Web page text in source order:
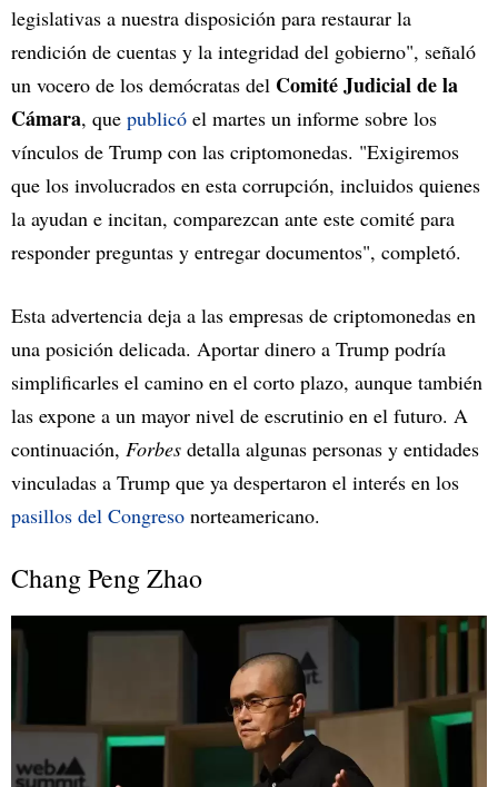
legislativas a nuestra disposición para restaurar la
rendición de cuentas y la integridad del gobierno", señaló
un vocero de los demócratas del Comité Judicial de la
Cámara, que publicó el martes un informe sobre los
vínculos de Trump con las criptomonedas. "Exigiremos
que los involucrados en esta corrupción, incluidos quienes
la ayudan e incitan, comparezcan ante este comité para
responder preguntas y entregar documentos", completó.
Esta advertencia deja a las empresas de criptomonedas en
una posición delicada. Aportar dinero a Trump podría
simplificarles el camino en el corto plazo, aunque también
las expone a un mayor nivel de escrutinio en el futuro. A
continuación, Forbes detalla algunas personas y entidades
vinculadas a Trump que ya despertaron el interés en los
pasillos del Congreso norteamericano.
Chang Peng Zhao